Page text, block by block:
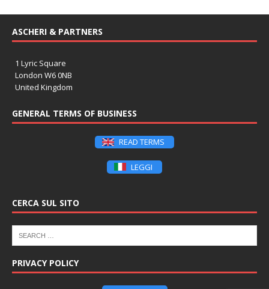
ASCHERI & PARTNERS
1 Lyric Square
London W6 0NB
United Kingdom
GENERAL TERMS OF BUSINESS
READ TERMS
LEGGI
CERCA SUL SITO
PRIVACY POLICY